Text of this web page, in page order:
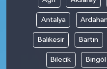
Antalya
Balıkesir Bartın
Bilecik Bingöl